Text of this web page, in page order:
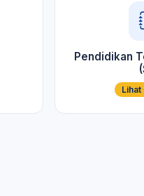
Pendidikan
Lihat